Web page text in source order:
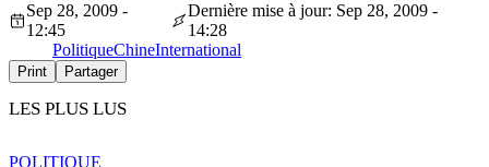
Sep 28, 2009 -
12:45
Dernière mise à jour: Sep 28, 2009 -
14:28
PolitiqueChineInternational
Print Partager
LES PLUS LUS
POLITIQUE